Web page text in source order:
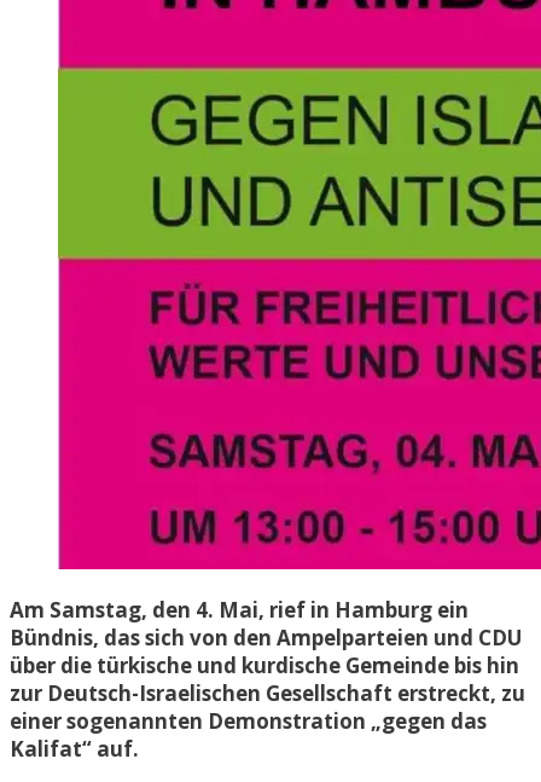
Am Samstag, den 4. Mai, rief in Hamburg ein
Bündnis, das sich von den Ampelparteien und CDU
über die türkische und kurdische Gemeinde bis hin
zur Deutsch-Israelischen Gesellschaft erstreckt, zu
einer sogenannten Demonstration „gegen das
Kalifat“ auf.